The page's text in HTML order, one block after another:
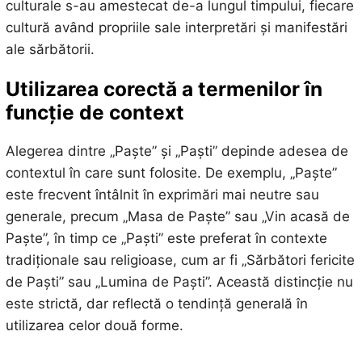
culturale s-au amestecat de-a lungul timpului, fiecare
cultură având propriile sale interpretări și manifestări
ale sărbătorii.
Utilizarea corectă a termenilor în
funcție de context
Alegerea dintre „Paște” și „Paști” depinde adesea de
contextul în care sunt folosite. De exemplu, „Paște”
este frecvent întâlnit în exprimări mai neutre sau
generale, precum „Masa de Paște” sau „Vin acasă de
Paște”, în timp ce „Paști” este preferat în contexte
tradiționale sau religioase, cum ar fi „Sărbători fericite
de Paști” sau „Lumina de Paști”. Această distincție nu
este strictă, dar reflectă o tendință generală în
utilizarea celor două forme.